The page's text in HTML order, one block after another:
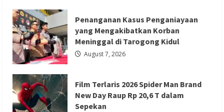
Berita Ekonomi dan Bisnis
Berita Nasional
Berita Terbaru
Gubernur Banten Andra Soni Tata
Kawasan Zona Industri Serang Barat
Redaksi 01
Kapolres
Kebumen
Bagikan
Perlengkapan
Sekolah
untuk
15
Siswa
di
Sempor
Penanganan Kasus Penganiayaan
yang Mengakibatkan Korban
Meninggal di Tarogong Kidul
August 7, 2026
Film Terlaris 2026 Spider Man Brand
New Day Raup Rp 20,6 T dalam
Sepekan